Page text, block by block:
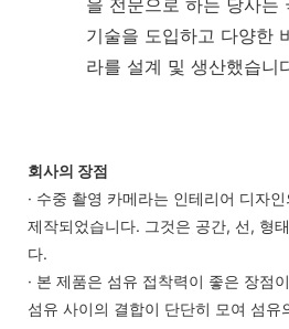
기술을 도입하고 다양한
라를 설계 및 생산했습니
회사의 장점
· 수중 촬영 카메라는 인테리어 디자
제작되었습니다. 그것은 공간, 선, 형
다.
· 본 제품은 섬유 접착력이 좋은 장점
섬유 사이의 결합이 단단히 모여 섬유